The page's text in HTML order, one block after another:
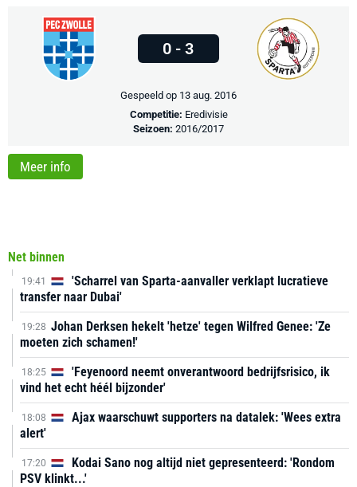
Net binnen
19:41
'Scharrel van Sparta-aanvaller verklapt lucratieve
transfer naar Dubai'
19:28 Johan Derksen hekelt 'hetze' tegen Wilfred Genee: 'Ze
moeten zich schamen!'
18:25
'Feyenoord neemt onverantwoord bedrijfsrisico, ik
vind het echt héél bijzonder'
18:08
Ajax waarschuwt supporters na datalek: 'Wees extra
alert'
17:20
Kodai Sano nog altijd niet gepresenteerd: 'Rondom
PSV klinkt...'
0 - 3
Gespeeld op 13 aug. 2016
Competitie: Eredivisie
Seizoen: 2016/2017
Meer info